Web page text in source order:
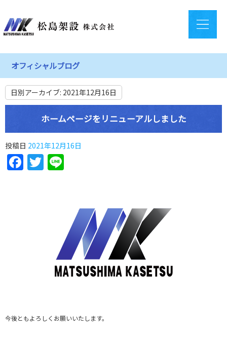
オフィシャルブログ
日別アーカイブ: 2021年12月16日
ホームページをリニューアルしました
投稿日 2021年12月16日
Facebook
Twitter
今後ともよろしくお願いいたします。